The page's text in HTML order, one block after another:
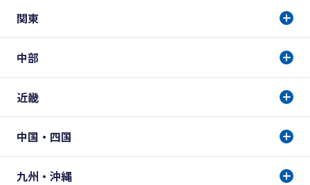
関東
中部
近畿
中国・四国
九州・沖縄